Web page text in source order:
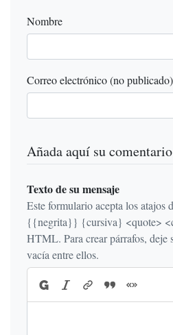
Nombre
Correo electrónico (no publicado)
Añada aquí su comentario
Texto de su mensaje
Este formulario acepta los atajos
{{negrita}} {cursiva} <quote> <code> y
HTML. Para crear párrafos, deje
vacía entre ellos.